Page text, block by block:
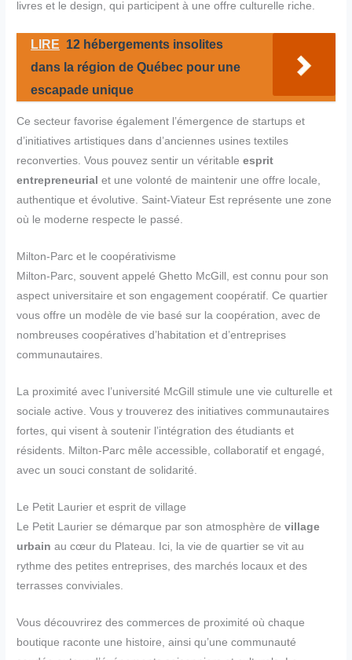
livres et le design, qui participent à une offre culturelle riche.
LIRE 12 hébergements insolites
dans la région de Québec pour une
escapade unique
Ce secteur favorise également l’émergence de startups et
d’initiatives artistiques dans d’anciennes usines textiles
reconverties. Vous pouvez sentir un véritableesprit
entrepreneurial et une volonté de maintenir une offre locale,
authentique et évolutive. Saint-Viateur Est représente une zone
où le moderne respecte le passé.
Milton-Parc et le coopérativisme
Milton-Parc, souvent appelé Ghetto McGill, est connu pour son
aspect universitaire et son engagement coopératif. Ce quartier
vous offre un modèle de vie basé sur la coopération, avec de
nombreuses coopératives d’habitation et d’entreprises
communautaires.
La proximité avec l’université McGill stimule une vie culturelle et
sociale active. Vous y trouverez des initiatives communautaires
fortes, qui visent à soutenir l’intégration des étudiants et
résidents. Milton-Parc mêle accessible, collaboratif et engagé,
avec un souci constant de solidarité.
Le Petit Laurier et esprit de village
Le Petit Laurier se démarque par son atmosphère devillage
urbain au cœur du Plateau. Ici, la vie de quartier se vit au
rythme des petites entreprises, des marchés locaux et des
terrasses conviviales.
Vous découvrirez des commerces de proximité où chaque
boutique raconte une histoire, ainsi qu’une communauté